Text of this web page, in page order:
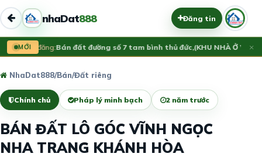
nhaDat888 Đăng tin
MỚI
Vừa đăng:Bán đất đường số 7 tam bình thủ đức,(KHU NHÀ Ở VẠN×
NhaDat888/Bán/Đất riêng
Chính chủ Pháp lý minh bạch 2 năm trước
BÁN ĐẤT LÔ GÓC VĨNH NGỌC
NHA TRANG KHÁNH HÒA